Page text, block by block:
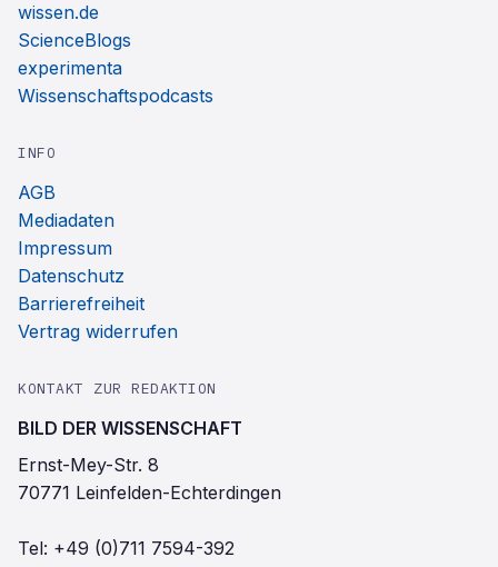
wissen.de
ScienceBlogs
experimenta
Wissenschaftspodcasts
INFO
AGB
Mediadaten
Impressum
Datenschutz
Barrierefreiheit
Vertrag widerrufen
KONTAKT ZUR REDAKTION
BILD DER WISSENSCHAFT
Ernst-Mey-Str. 8
70771 Leinfelden-Echterdingen
Tel: +49 (0)711 7594-392